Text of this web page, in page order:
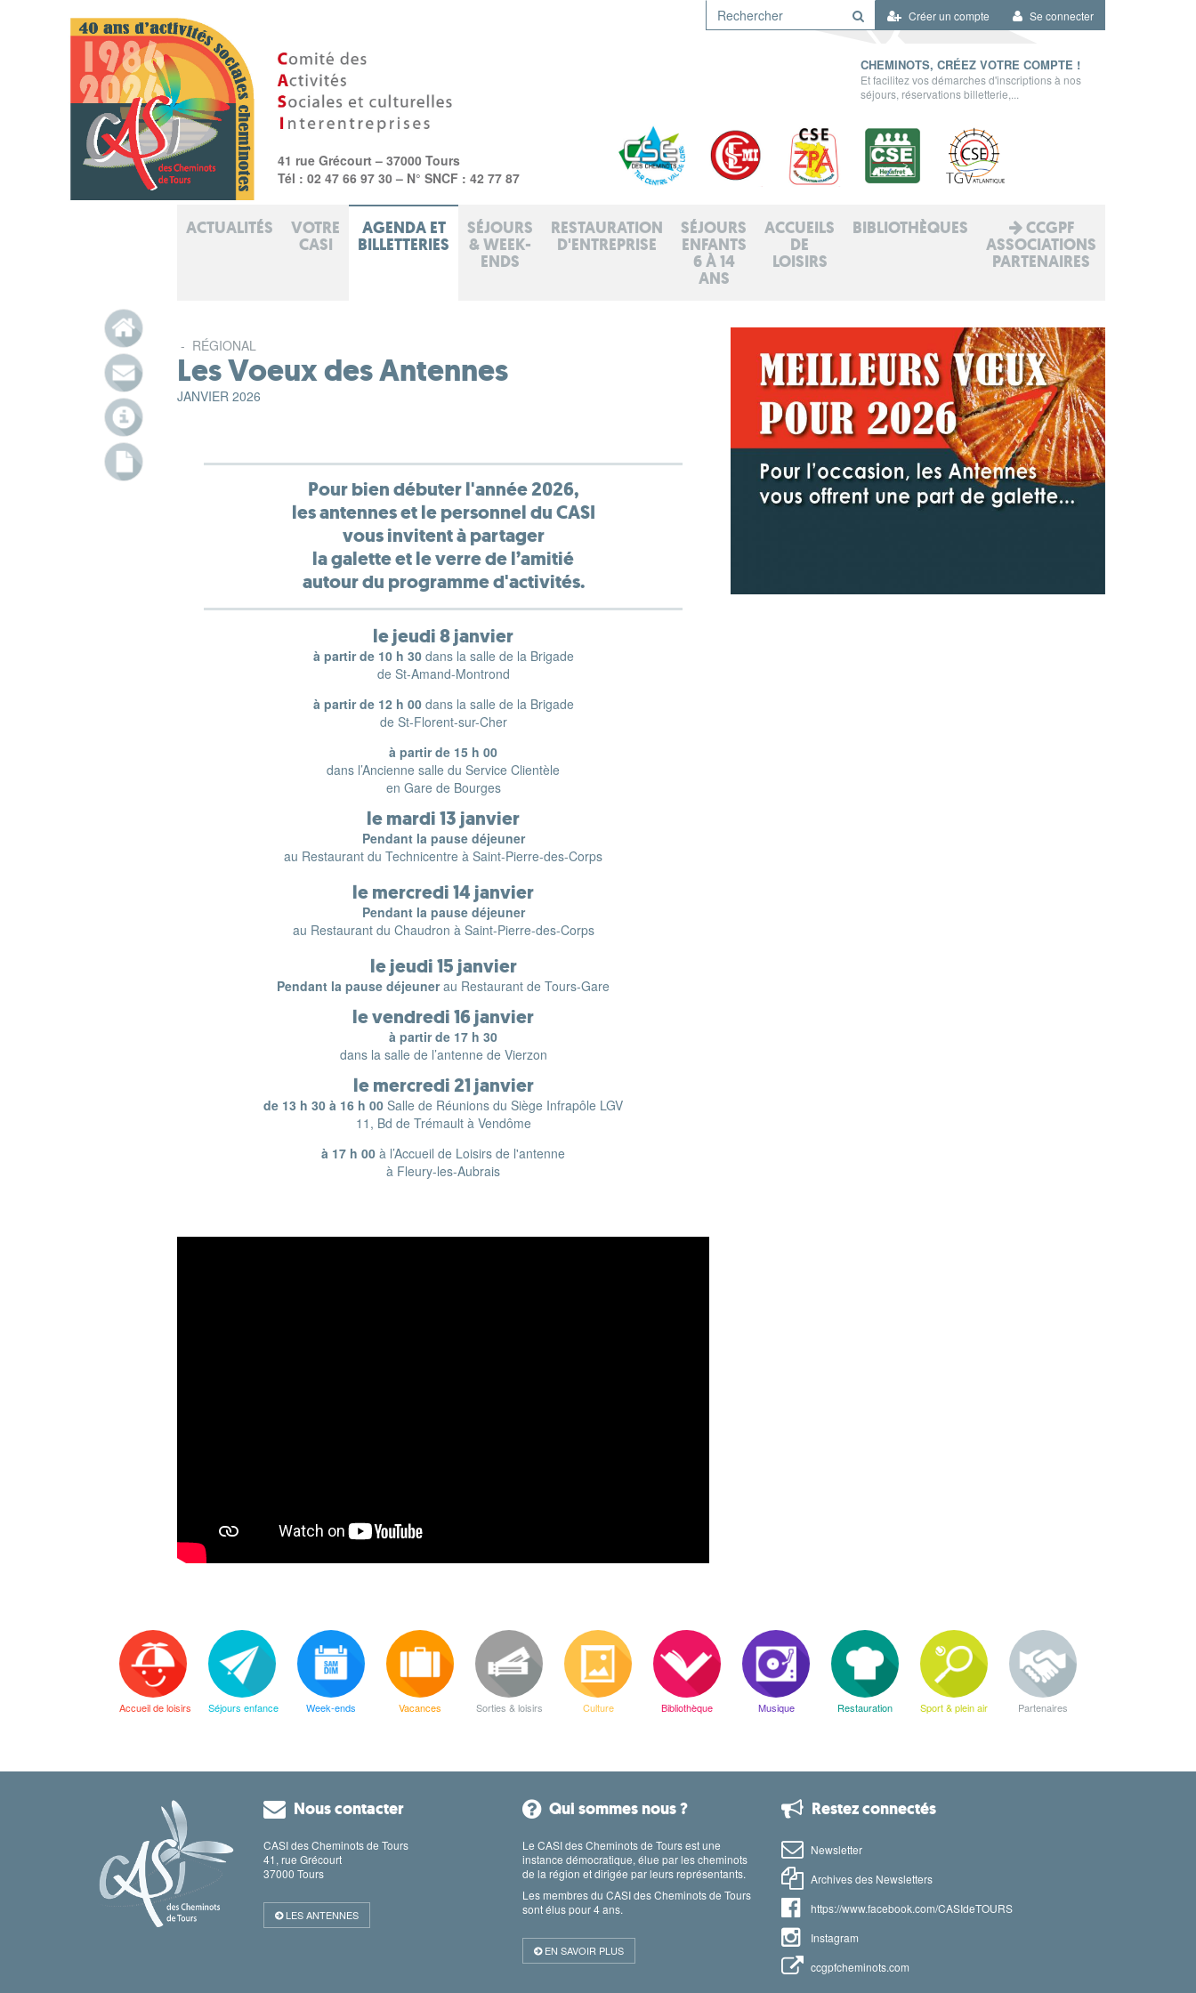
Se connecter
Créer un compte
CHEMINOTS, CRÉEZ VOTRE COMPTE !
Et facilitez vos démarches d'inscriptions à nos
séjours, réservations billetterie,...
41 rue Grécourt – 37000 Tours
Tél : 02 47 66 97 30 – N° SNCF : 42 77 87
ACTUALITÉS VOTRE
CASI
AGENDA ET
BILLETTERIES
SÉJOURS
& WEEK-
ENDS
RESTAURATION
D'ENTREPRISE
SÉJOURS
ENFANTS
6 À 14
ANS
ACCUEILS
DE
LOISIRS
BIBLIOTHÈQUES CCGPF
ASSOCIATIONS
PARTENAIRES
- RÉGIONAL
Les Voeux des Antennes
JANVIER 2026
Pour bien débuter l'année 2026,
les antennes et le personnel du CASI
vous invitent à partager
la galette et le verre de l’amitié
autour du programme d'activités.
le jeudi 8 janvier
à partir de 10 h 30 dans la salle de la Brigade
de St-Amand-Montrond
à partir de 12 h 00 dans la salle de la Brigade
de St-Florent-sur-Cher
à partir de 15 h 00
dans l’Ancienne salle du Service Clientèle
en Gare de Bourges
le mardi 13 janvier
Pendant la pause déjeuner
au Restaurant du Technicentre à Saint-Pierre-des-Corps
le mercredi 14 janvier
Pendant la pause déjeuner
au Restaurant du Chaudron à Saint-Pierre-des-Corps
le jeudi 15 janvier
Pendant la pause déjeunerau Restaurant de Tours-Gare
le vendredi 16 janvier
à partir de 17 h 30
dans la salle de l’antenne de Vierzon
le mercredi 21 janvier
de 13 h 30 à 16 h 00Salle de Réunions du Siège Infrapôle LGV
11, Bd de Trémault à Vendôme
à 17 h 00à l’Accueil de Loisirs de l'antenne
à Fleury-les-Aubrais
Accueil de loisirs Séjours enfance Week-ends Vacances Sorties & loisirs Culture Bibliothèque Musique Restauration Sport & plein air Partenaires
Nous contacter
CASI des Cheminots de Tours
41, rue Grécourt
37000 Tours
LES ANTENNES
Qui sommes nous ?
Le CASI des Cheminots de Tours est une
instance démocratique, élue par les cheminots
de la région et dirigée par leurs représentants.
Les membres du CASI des Cheminots de Tours
sont élus pour 4 ans.
EN SAVOIR PLUS
Restez connectés
Newsletter
Archives des Newsletters
https://www.facebook.com/CASIdeTOURS
Instagram
ccgpfcheminots.com